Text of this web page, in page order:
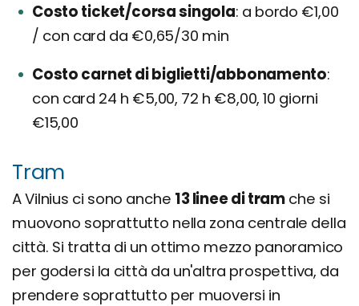
Costo ticket/corsa singola a bordo €1,00
/ con card da €0,65/30 min
Costo carnet di biglietti/abbonamento
con card 24 h €5,00, 72 h €8,00, 10 giorni
€15,00
Tram
A Vilnius ci sono anche 13 linee di tram che si
muovono soprattutto nella zona centrale della
città. Si tratta di un ottimo mezzo panoramico
per godersi la città da un'altra prospettiva, da
prendere soprattutto per muoversi in